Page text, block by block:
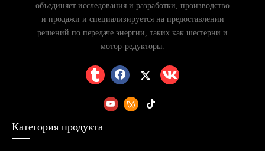
объединяет исследования и разработки, производство
и продажи и специализируется на предоставлении
решений по передаче энергии, таких как шестерни и
мотор-редукторы.
Категория продукта